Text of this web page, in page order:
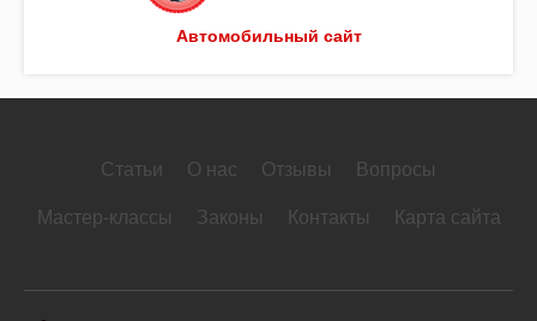
Автомобильный сайт
Статьи О нас Отзывы Вопросы
Мастер-классы Законы Контакты Карта сайта